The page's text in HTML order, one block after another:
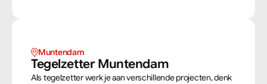
Muntendam
Tegelzetter Muntendam
Als tegelzetter werk je aan verschillende projecten, denk